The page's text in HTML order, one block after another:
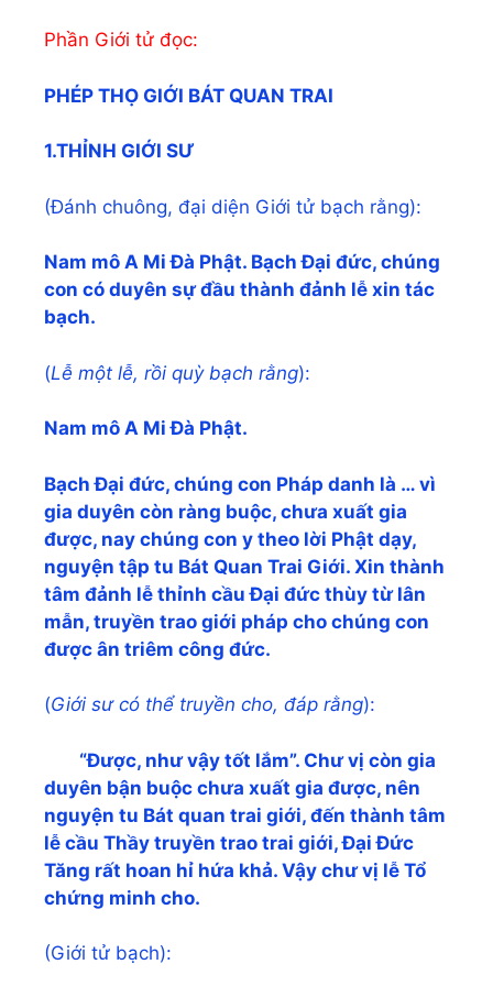
Phần Giới tử đọc:
PHÉP THỌ GIỚI BÁT QUAN TRAI
1.THỈNH GIỚI SƯ
(Đánh chuông, đại diện Giới tử bạch rằng):
Nam mô A Mi Đà Phật. Bạch Đại đức, chúng
con có duyên sựđầu thành đảnh lễ xin tác
bạch.
(Lễ một lễ, rồi quỳ bạch rằng):
Nam mô A Mi Đà Phật.
Bạch Đại đức, chúng con Pháp danh là … vì
gia duyên còn ràng buộc, chưa xuất gia
được, nay chúng con y theo lời Phật dạy,
nguyện tập tu Bát Quan Trai Giới. Xin thành
tâm đảnh lễ thỉnh cầu Đại đức thùy từlân
mẫn, truyền trao giới pháp cho chúng con
được ân triêm công đức.
(Giới sưcó thểtruyền cho, đáp rằng):
“Được, nhưvậy tốt lắm”. Chư vị còn gia
duyên bận buộc chưa xuất gia được, nên
nguyện tu Bát quan trai giới, đến thành tâm
lễ cầu Thầy truyền trao trai giới, Đại Đức
Tăng rất hoan hỉ hứa khả. Vậy chư vị lễ Tổ
chứng minh cho.
(Giới tử bạch):